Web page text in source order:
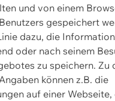
und von einem
gespeichert
dazu, die
oder nach seinem
zu speichern. Zu
können z.B. die
auf einer